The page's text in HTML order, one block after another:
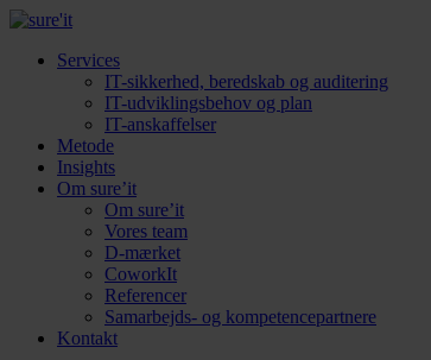
Services
IT-sikkerhed, beredskab og auditering
IT-udviklingsbehov og plan
IT-anskaffelser
Metode
Insights
Om sure’it
Om sure’it
Vores team
D-mærket
CoworkIt
Referencer
Samarbejds- og kompetencepartnere
Kontakt